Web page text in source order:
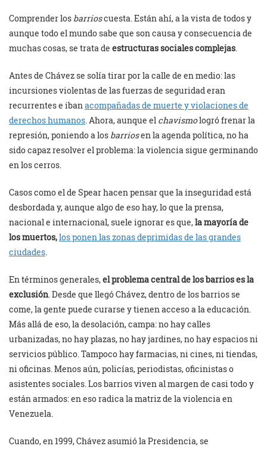
Comprender los barrioscuesta. Están ahí, a la vista de todos y
aunque todo el mundo sabe que son causa y consecuencia de
muchas cosas, se trata de estructuras sociales complejas
Antes de Chávez se solía tirar por la calle de en medio: las
incursiones violentas de las fuerzas de seguridad eran
recurrentes e iban acompañadas de muerte y violaciones de
derechos humanos . Ahora, aunque el chavismologró frenar la
represión, poniendo a los barriosen la agenda política, no ha
sido capaz resolver el problema: la violencia sigue germinando
en los cerros.
Casos como el de Spear hacen pensar que la inseguridad está
desbordada y, aunque algo de eso hay, lo que la prensa,
nacional e internacional, suele ignorar es que,la mayoría de
los muertos,los ponen las zonas deprimidas de las grandes
ciudades
En términos generales,el problema central de los barrios es la
exclusión . Desde que llegó Chávez, dentro de los barrios se
come, la gente puede curarse y tienen acceso a la educación.
Más allá de eso, la desolación, campa: no hay calles
urbanizadas, no hay plazas, no hay jardines, no hay espacios ni
servicios público. Tampoco hay farmacias, ni cines, ni tiendas,
ni oficinas. Menos aún, policías, periodistas, oficinistas o
asistentes sociales. Los barrios viven al margen de casi todo y
están armados: en eso radica la matriz de la violencia en
Venezuela.
Cuando, en 1999, Chávez asumió la Presidencia, se